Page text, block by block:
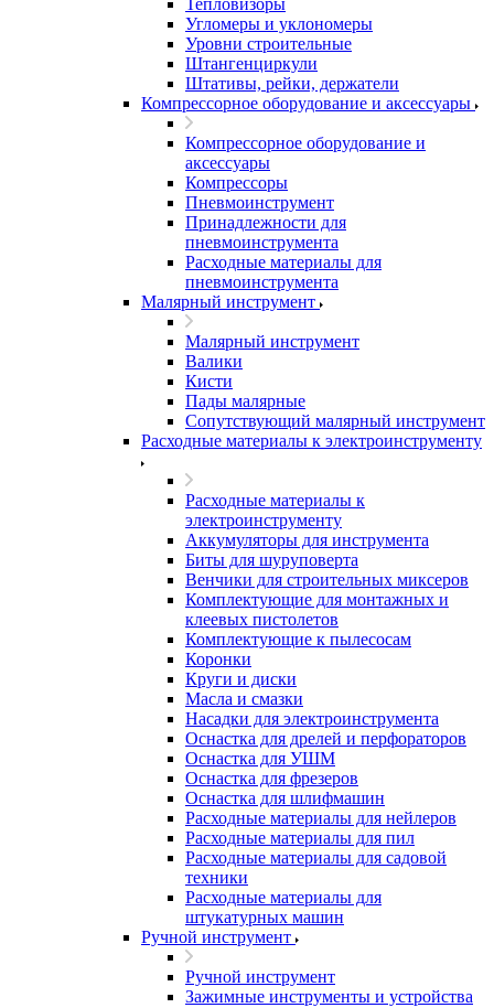
Тепловизоры
Угломеры и уклономеры
Уровни строительные
Штангенциркули
Штативы, рейки, держатели
Компрессорное оборудование и аксессуары
Компрессорное оборудование и
аксессуары
Компрессоры
Пневмоинструмент
Принадлежности для
пневмоинструмента
Расходные материалы для
пневмоинструмента
Малярный инструмент
Малярный инструмент
Валики
Кисти
Пады малярные
Сопутствующий малярный инструмент
Расходные материалы к электроинструменту
Расходные материалы к
электроинструменту
Аккумуляторы для инструмента
Биты для шуруповерта
Венчики для строительных миксеров
Комплектующие для монтажных и
клеевых пистолетов
Комплектующие к пылесосам
Коронки
Круги и диски
Масла и смазки
Насадки для электроинструмента
Оснастка для дрелей и перфораторов
Оснастка для УШМ
Оснастка для фрезеров
Оснастка для шлифмашин
Расходные материалы для нейлеров
Расходные материалы для пил
Расходные материалы для садовой
техники
Расходные материалы для
штукатурных машин
Ручной инструмент
Ручной инструмент
Зажимные инструменты и устройства